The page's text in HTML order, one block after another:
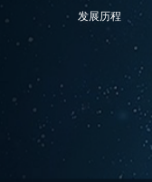
发展历程